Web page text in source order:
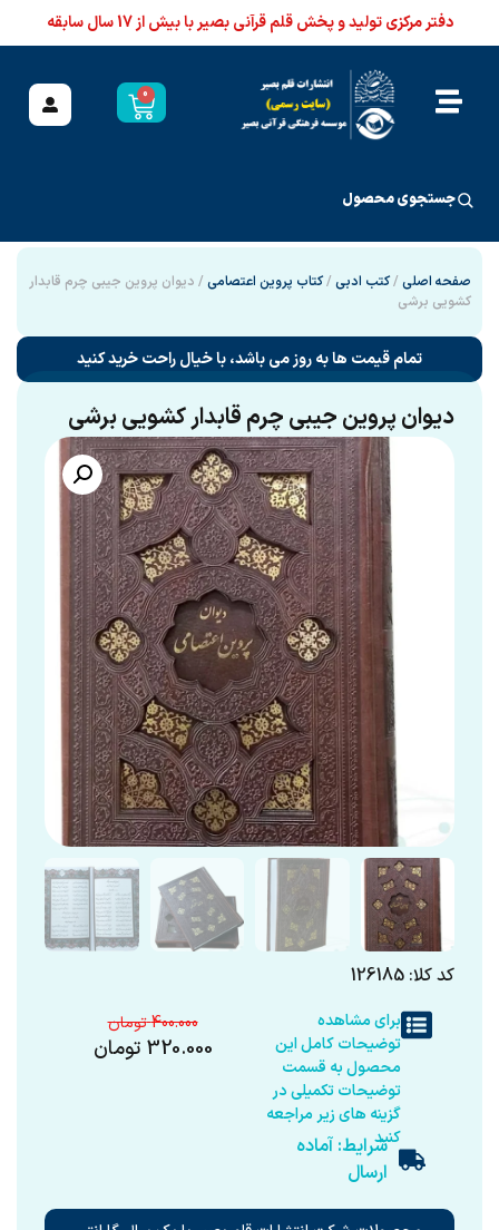
دفتر مرکزی تولید و پخش قلم قرآنی بصیر با بیش از 17 سال سابقه
0
جستجوی محصول
صفحه اصلی /کتب ادبی /کتاب پروین اعتصامی / دیوان پروین جیبی چرم قابدار
کشویی برشی
تمام قیمت ها به روز می باشد، با خیال راحت خرید کنید
دیوان پروین جیبی چرم قابدار کشویی برشی
کد کلا: 126185
برای مشاهده
توضیحات کامل این
محصول به قسمت
توضیحات تکمیلی در
گزینه های زیر مراجعه
کنیدشرایط: آماده
ارسال
400.000
320.000 تومان